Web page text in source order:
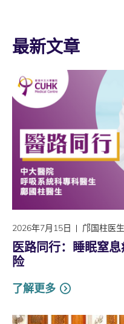
最新文章
2026年7月15日 邝国柱医生
医路同行：睡眠窒
险
了解更多